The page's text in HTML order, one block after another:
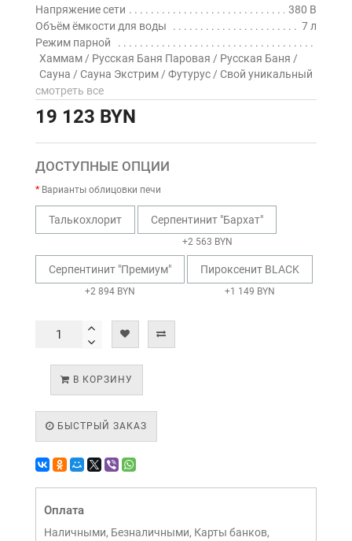
Напряжение сети
380 В
Объём ёмкости для воды
7 л
Режим парной
Хаммам / Русская Баня Паровая / Русская Баня /
Сауна / Сауна Экстрим / Футурус / Свой уникальный
смотреть все
19 123 BYN
ДОСТУПНЫЕ ОПЦИИ
Варианты облицовки печи
Талькохлорит Серпентинит "Бархат"
+2 563 BYN
Серпентинит "Премиум"
+2 894 BYN
Пироксенит BLACK
+1 149 BYN
В КОРЗИНУ
БЫСТРЫЙ ЗАКАЗ
Оплата
Наличными, Безналичными, Карты банков,